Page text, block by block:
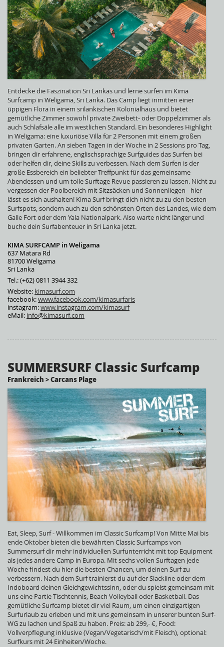
Entdecke die Faszination Sri Lankas und lerne surfen im Kima
Surfcamp in Weligama, Sri Lanka. Das Camp liegt inmitten einer
üppigen Flora in einem srilankischen Kolonialhaus und bietet
gemütliche Zimmer sowohl private Zweibett- oder Doppelzimmer als
auch Schlafsäle alle im westlichen Standard. Ein besonderes Highlight
in Weligama: eine luxuriöse Villa für 2 Personen mit einem großen
privaten Garten. An sieben Tagen in der Woche in 2 Sessions pro Tag,
bringen dir erfahrene, englischsprachige Surfguides das Surfen bei
oder helfen dir, deine Skills zu verbessen. Nach dem Surfen is der
große Essbereich ein beliebter Treffpunkt für das gemeinsame
Abendessen und um tolle Surftage Revue passieren zu lassen. Nicht zu
vergessen der Poolbereich mit Sitzsäcken und Sonnenliegen - hier
lässt es sich aushalten! Kima Surf bringt dich nicht zu zu den besten
Surfspots, sondern auch zu den schönsten Orten des Landes, wie dem
Galle Fort oder dem Yala Nationalpark. Also warte nicht länger und
buche dein Surfabenteuer in Sri Lanka jetzt.
KIMA SURFCAMP in Weligama
637 Matara Rd
81700 Weligama
Sri Lanka
Tel.: (+62) 0811 3944 332
Website: kimasurf.com
facebook:www.facebook.com/kimasurfaris
instagram:www.instagram.com/kimasurf
eMail: info@kimasurf.com
SUMMERSURF Classic Surfcamp
Frankreich > Carcans Plage
Eat, Sleep, Surf - Willkommen im Classic Surfcamp! Von Mitte Mai bis
ende Oktober bieten die bewährten Classic Surfcamps von
Summersurf dir mehr individuellen Surfunterricht mit top Equipment
als jedes andere Camp in Europa. Mit sechs vollen Surftagen jede
Woche findest du hier die besten Chancen, um deinen Surf zu
verbessern. Nach dem Surf trainierst du auf der Slackline oder dem
Indoboard deinen Gleichgewichtssinn, oder du spielst gemeinsam mit
uns eine Partie Tischtennis, Beach Volleyball oder Basketball. Das
gemütliche Surfcamp bietet dir viel Raum, um einen einzigartigen
Surfurlaub zu erleben und mit uns gemeinsam in unserer bunten Surf-
WG zu lachen und Spaß zu haben. Preis: ab 299,- €, Food:
Vollverpflegung inklusive (Vegan/Vegetarisch/mit Fleisch), optional:
Surfkurs mit 24 Einheiten/Woche.